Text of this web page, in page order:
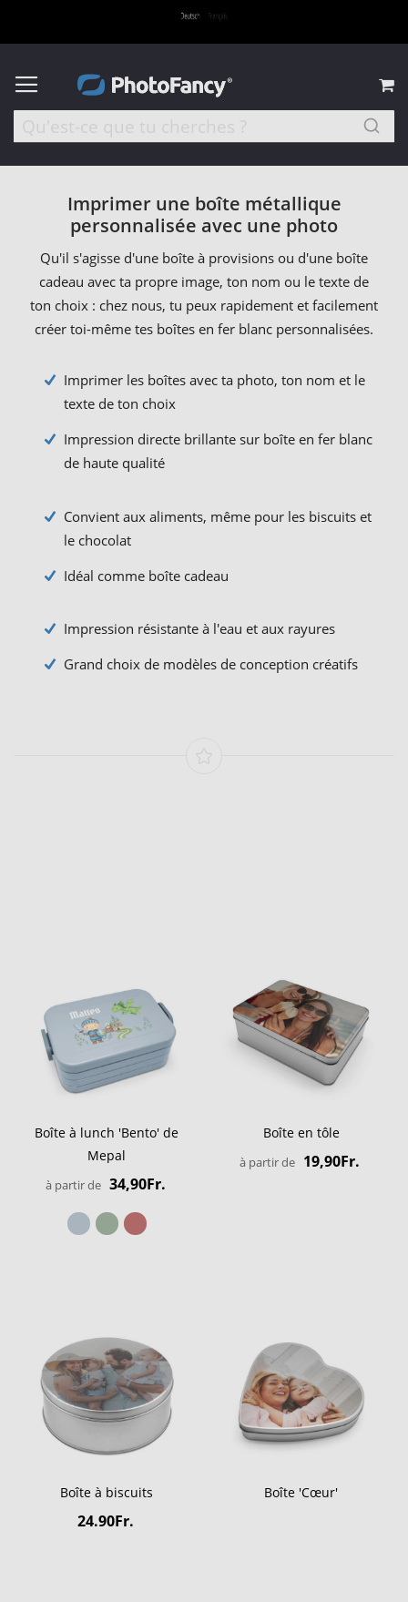
Imprimer une boîte métallique
personnalisée avec une photo
Qu'il s'agisse d'une boîte à provisions ou d'une boîte
cadeau avec ta propre image, ton nom ou le texte de
ton choix : chez nous, tu peux rapidement et facilement
créer toi-même tes boîtes en fer blanc personnalisées.
Imprimer les boîtes avec ta photo, ton nom et le
texte de ton choix
Impression directe brillante sur boîte en fer blanc
de haute qualité
Convient aux aliments, même pour les biscuits et
le chocolat
Idéal comme boîte cadeau
Impression résistante à l'eau et aux rayures
Grand choix de modèles de conception créatifs
Boîte à lunch 'Bento' de
Mepal
à partir de 34,90Fr.
Boîte en tôle
à partir de 19,90Fr.
Boîte à biscuits
24.90Fr.
Boîte 'Cœur'